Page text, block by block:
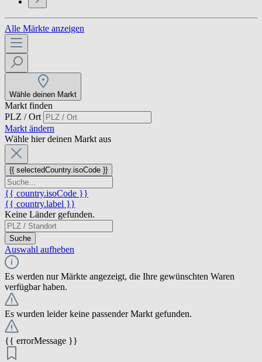
Alle Märkte anzeigen
Wähle deinen Markt
Markt finden
PLZ / Ort
Markt ändern
Wähle hier deinen Markt aus
{{ selectedCountry.isoCode }}
{{ country.isoCode }}
{{ country.label }}
Keine Länder gefunden.
Suche
Auswahl aufheben
Es werden nur Märkte angezeigt, die Ihre gewünschten Waren
verfügbar haben.
Es wurden leider keine passender Markt gefunden.
{{ errorMessage }}